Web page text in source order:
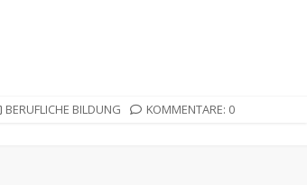
KATEGORIEN
BERUFLICHE BILDUNG KOMMENTARE: 0